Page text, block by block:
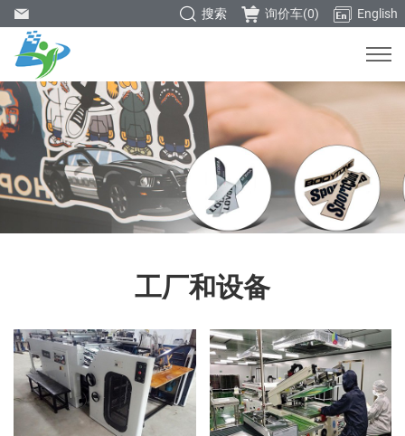
English
询价车(0)
搜索
工厂和设备